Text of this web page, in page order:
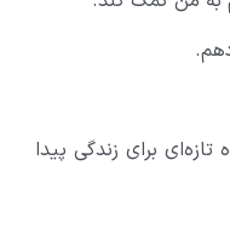
برای زندگی پیدا